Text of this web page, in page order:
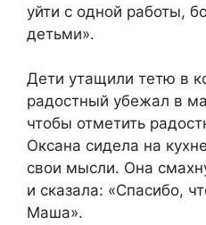
уйти с одной работы,
детьми».
Дети утащили тетю в
радостный убежал в
чтобы отметить
Оксана сидела на
свои мысли. Она
и сказала: «Спасибо,
Маша».